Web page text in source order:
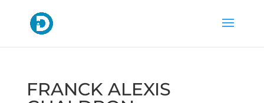
FRANCK ALEXIS